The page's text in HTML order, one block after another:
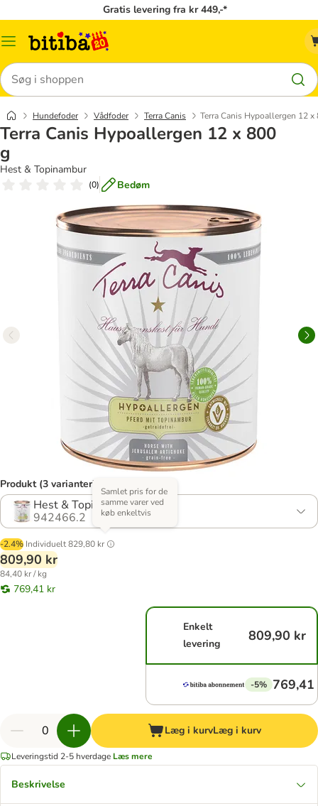
Gratis levering fra kr 449,-*
Menu
Søg
Hundefoder Vådfoder Terra Canis Terra Canis Hypoallergen 12 x
Terra Canis Hypoallergen 12 x 800
g
Hest & Topinambur
(0) Bedøm
Produkt (3 varianter)
Hest & Topinambur
942466.2
-2.4% Individuelt829,80 kr
Samlet pris for de
samme varer ved
køb enkeltvis
809,90 kr
84,40 kr / kg
769,41 kr
Enkelt
levering
809,90 kr
-5% 769,41
Læg i kurvLæg i kurv
Leveringstid 2-5 hverdage Læs mere
Beskrivelse